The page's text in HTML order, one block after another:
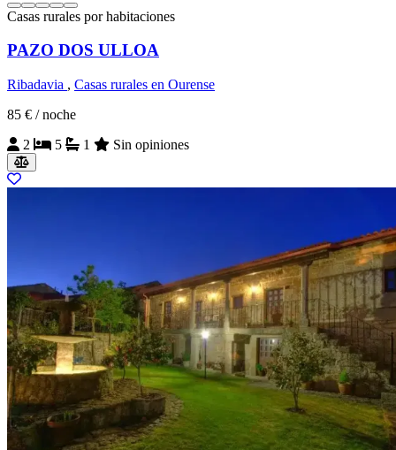
Casas rurales por habitaciones
PAZO DOS ULLOA
Ribadavia , Casas rurales en Ourense
85 € / noche
2
5 1 Sin opiniones